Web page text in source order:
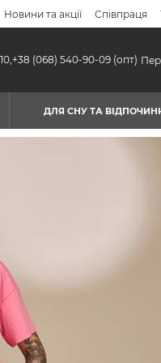
Новини та акції Співпраця
+38 (068) 540-90-09 (опт)
ДЛЯ СНУ ТА